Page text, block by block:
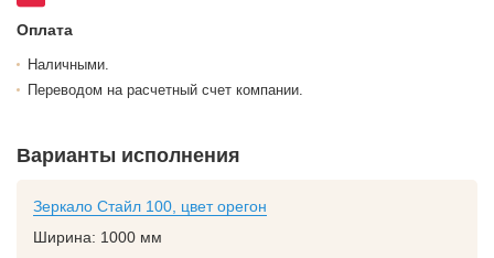
Оплата
Наличными.
Переводом на расчетный счет компании.
Варианты исполнения
Зеркало Стайл 100, цвет орегон
Ширина: 1000 мм